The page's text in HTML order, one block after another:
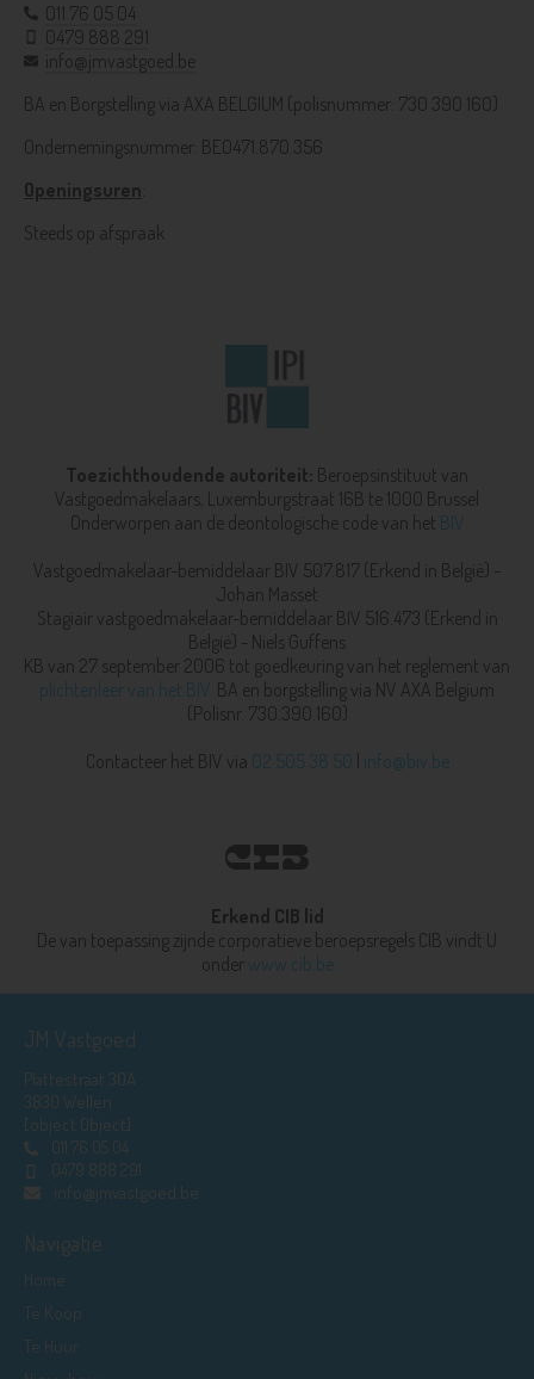
011 76 05 04
0479 888 291
info@jmvastgoed.be
BA en Borgstelling via AXA BELGIUM (polisnummer: 730 390 160)
Ondernemingsnummer: BE0471.870.356
Openingsuren
Steeds op afspraak
Toezichthoudende autoriteit: Beroepsinstituut van
Vastgoedmakelaars, Luxemburgstraat 16B te 1000 Brussel
Onderworpen aan de deontologische code van het BIV
Vastgoedmakelaar-bemiddelaar BIV 507.817 (Erkend in België) -
Johan Masset
Stagiair vastgoedmakelaar-bemiddelaar BIV 516.473 (Erkend in
België) - Niels Guffens
KB van 27 september 2006 tot goedkeuring van het reglement van
plichtenleer van het BIV. BA en borgstelling via NV AXA Belgium
(Polisnr. 730.390.160)
Contacteer het BIV via 02 505 38 50 | info@biv.be
Erkend CIB lid
De van toepassing zijnde corporatieve beroepsregels CIB vindt U
onder www.cib.be
JM Vastgoed
Plattestraat 30A
3830 Wellen
[object Object]
011 76 05 04
0479 888 291
info@jmvastgoed.be
Navigatie
Te Koop
Te Huur